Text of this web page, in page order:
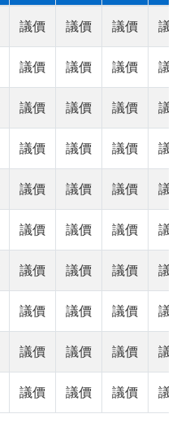
議價 議價 議價 議
議價 議價 議價 議
議價 議價 議價 議
議價 議價 議價 議
議價 議價 議價 議
議價 議價 議價 議
議價 議價 議價 議
議價 議價 議價 議
議價 議價 議價 議
議價 議價 議價 議